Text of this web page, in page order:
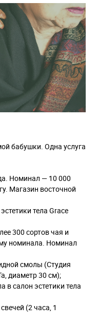
бабушки. Одна услуга
Номинал — 10 000
Магазин восточной
тела Grace
300 сортов чая и
номинала. Номинал
смолы (Студия
диаметр 30 см);
в салон эстетики тела
(2 часа, 1